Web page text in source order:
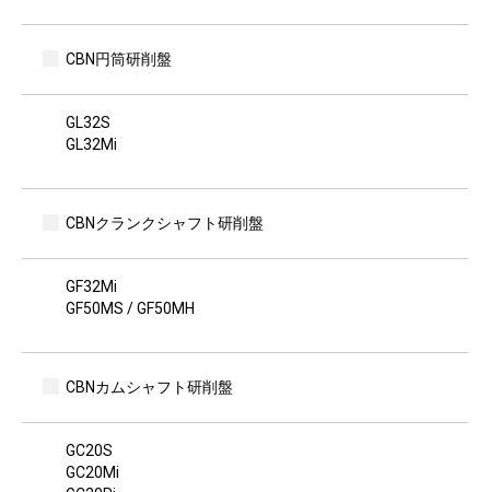
CBN円筒研削盤
GL32S
GL32Mi
CBNクランクシャフト研削盤
GF32Mi
GF50MS / GF50MH
CBNカムシャフト研削盤
GC20S
GC20Mi